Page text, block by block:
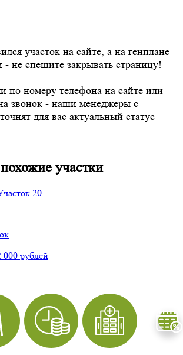
участок на сайте, а на генплане
- не спешите закрывать страницу!
по номеру телефона на сайте или
на звонок - наши менеджеры с
для вас актуальный статус
участки
20
000 рублей